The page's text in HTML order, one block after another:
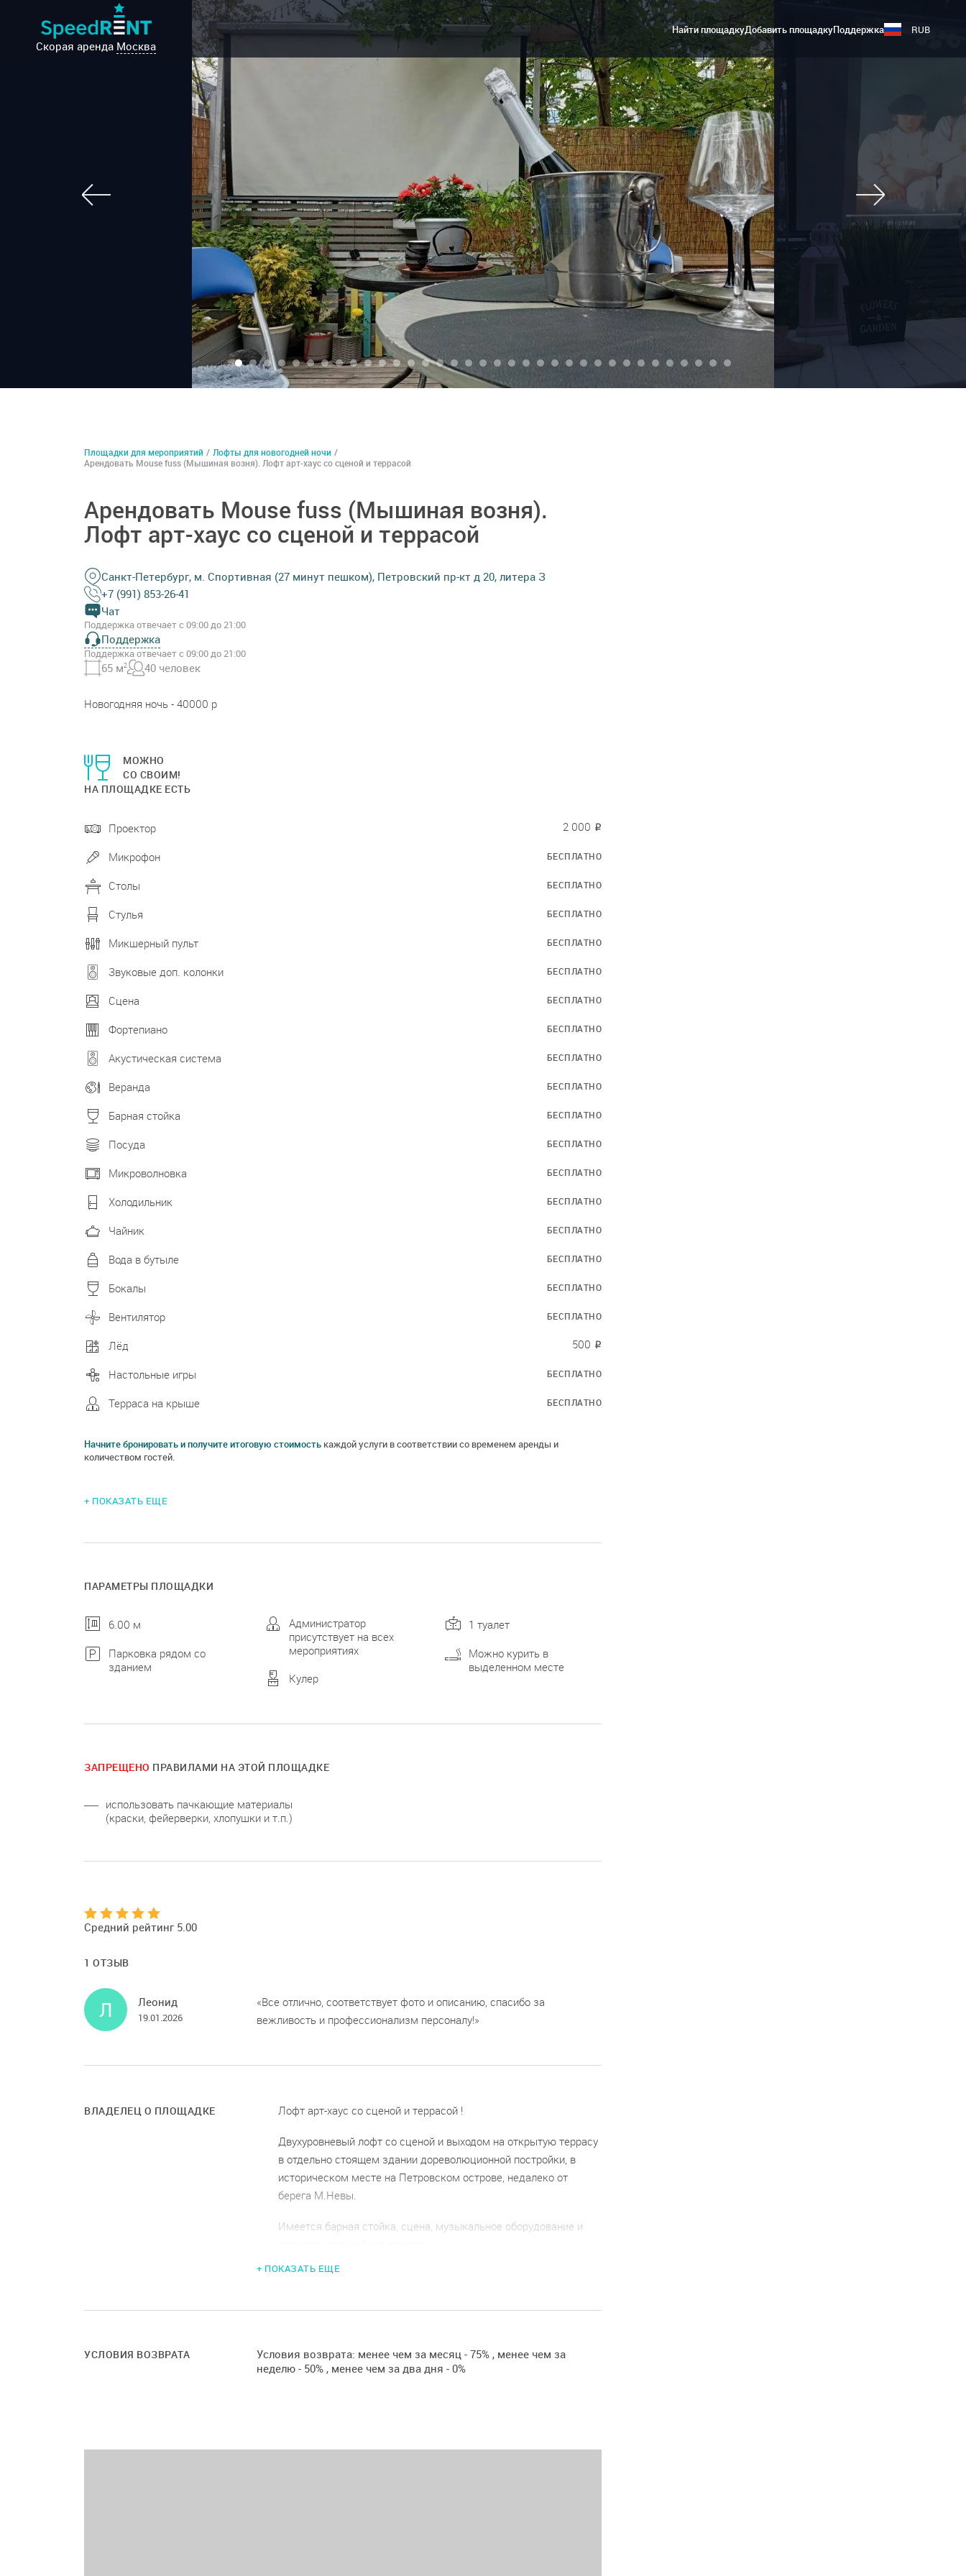
Скорая аренда Москва
Найти площадкуДобавить площадкуПоддержка RUB
Площадки для мероприятий / Лофты для новогодней ночи /
Арендовать Mouse fuss (Мышиная возня). Лофт арт-хаус со сценой и террасой
Арендовать Mouse fuss (Мышиная возня).
Лофт арт-хаус со сценой и террасой
Санкт-Петербург, м. Спортивная (27 минут пешком), Петровский пр-кт д 20, литера З
+7 (991) 853-26-41
Чат
Поддержка отвечает с 09:00 до 21:00
Поддержка
Поддержка отвечает с 09:00 до 21:00
65 м2 40 человек
Новогодняя ночь - 40000 р
МОЖНО
СО СВОИМ!
НА ПЛОЩАДКЕ ЕСТЬ
Проектор 2 000 ₽
Микрофон БЕСПЛАТНО
Столы БЕСПЛАТНО
Стулья БЕСПЛАТНО
Микшерный пульт БЕСПЛАТНО
Звуковые доп. колонки БЕСПЛАТНО
Сцена БЕСПЛАТНО
Фортепиано БЕСПЛАТНО
Акустическая система БЕСПЛАТНО
Веранда БЕСПЛАТНО
Барная стойка БЕСПЛАТНО
Посуда БЕСПЛАТНО
Микроволновка БЕСПЛАТНО
Холодильник БЕСПЛАТНО
Чайник БЕСПЛАТНО
Вода в бутыле БЕСПЛАТНО
Бокалы БЕСПЛАТНО
Вентилятор БЕСПЛАТНО
Лёд 500 ₽
Настольные игры БЕСПЛАТНО
Терраса на крыше БЕСПЛАТНО
Начните бронировать и получите итоговую стоимость каждой услуги в соответствии со временем аренды и
количеством гостей.
+ ПОКАЗАТЬ ЕЩЕ
ПАРАМЕТРЫ ПЛОЩАДКИ
6.00 м
Парковка рядом со
зданием
Администратор
присутствует на всех
мероприятиях
Кулер
1 туалет
Можно курить в
выделенном месте
ЗАПРЕЩЕНО ПРАВИЛАМИ НА ЭТОЙ ПЛОЩАДКЕ
использовать пачкающие материалы
(краски, фейерверки, хлопушки и т.п.)
Средний рейтинг 5.00
1 ОТЗЫВ
Л Леонид
19.01.2026
Все отлично, соответствует фото и описанию, спасибо за
вежливость и профессионализм персоналу!
ВЛАДЕЛЕЦ О ПЛОЩАДКЕ Лофт арт-хаус со сценой и террасой !
Двухуровневый лофт со сценой и выходом на открытую террасу
в отдельно стоящем здании дореволюционной постройки, в
историческом месте на Петровском острове, недалеко от
берега М.Невы.
Имеется барная стойка, сцена, музыкальное оборудование и
Изюминкой лофта является шестиметровый сводчатый потолок
выставок, спектаклей, кинопоказов, творческих вечеров ) до
праздников - фуршетов, личных и корпоративных, возможны
+ ПОКАЗАТЬ ЕЩЕ
УСЛОВИЯ ВОЗВРАТА
Условия возврата: менее чем за месяц - 75% , менее чем за
неделю - 50% , менее чем за два дня - 0%